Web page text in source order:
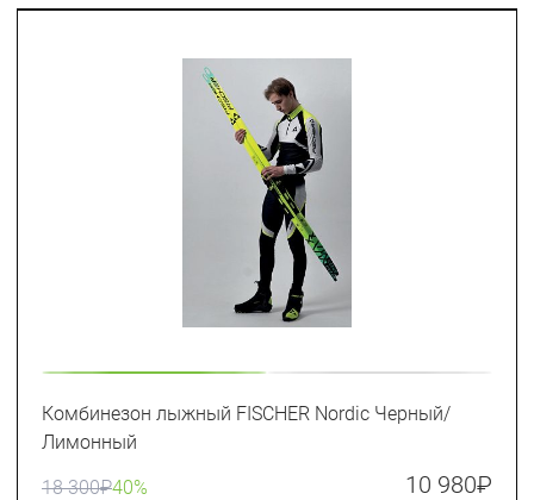
Комбинезон лыжный FISCHER Nordic Черный/
Лимонный
18 300₽40% 10 980₽